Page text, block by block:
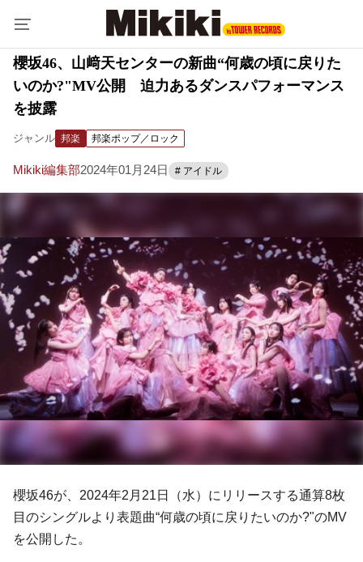
櫻坂46、山﨑天センターの新曲“何歳の頃に戻りた
いのか?"MV公開 迫力あるダンスパフォーマンス
を披露
ジャンル 邦楽 邦楽ポップ／ロック
Mikiki編集部2024年01月24日 # アイドル
櫻坂46が、2024年2月21日（水）にリリースする通算8枚
目のシングルより表題曲“何歳の頃に戻りたいのか?"のMV
を公開した。